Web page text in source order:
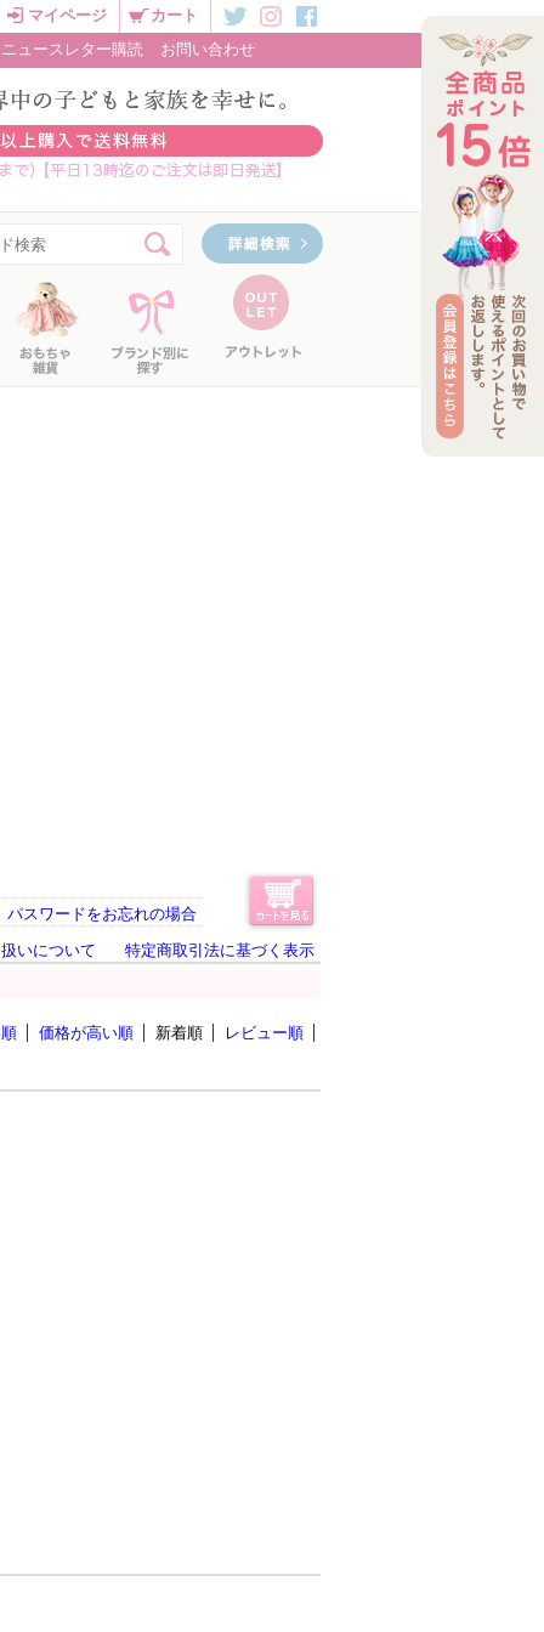
マイページ
カート
ニュースレター購読
お問い合わせ
パスワードをお忘れの場合
いについて
特定商取引法に基づく表示
価格が高い順 新着順 レビュー順